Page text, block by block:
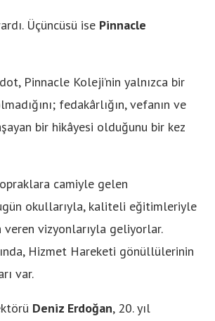
Üçüncüsü ise Pinnacle
Pinnacle Koleji’nin yalnızca bir
fedakârlığın, vefanın ve
bir hikâyesi olduğunu bir kez
camiyle gelen
okullarıyla, kaliteli eğitimleriyle
veren vizyonlarıyla geliyorlar.
Hizmet Hareketi gönüllülerinin
var.
Deniz Erdoğan, 20. yıl